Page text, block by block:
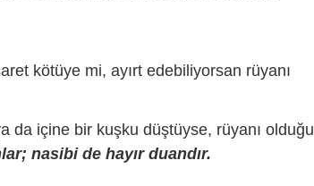
kötüye mi, ayırt edebiliyorsan rüyanı
da içine bir kuşku düştüyse, rüyanı olduğu
nasibi de hayır duandır.